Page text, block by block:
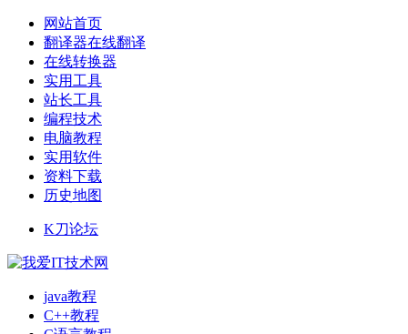
网站首页
翻译器在线翻译
在线转换器
实用工具
站长工具
编程技术
电脑教程
实用软件
资料下载
历史地图
K刀论坛
java教程
C++教程